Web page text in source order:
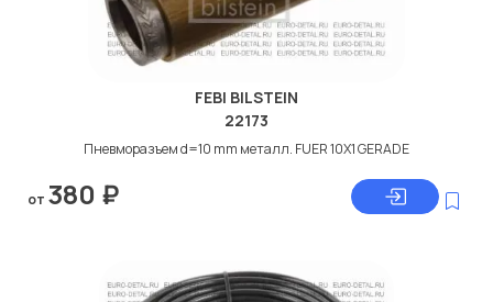
FEBI BILSTEIN
22173
Пневморазъем d=10 mm металл. FUER 10X1 GERADE
от 380 ₽